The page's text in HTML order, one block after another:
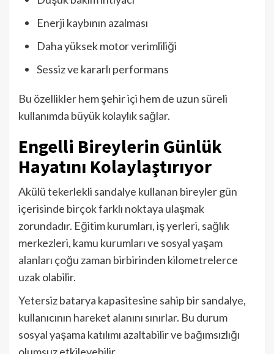
Enerji kaybının azalması
Daha yüksek motor verimliliği
Sessiz ve kararlı performans
Bu özellikler hem şehir içi hem de uzun süreli
kullanımda büyük kolaylık sağlar.
Engelli Bireylerin Günlük
Hayatını Kolaylaştırıyor
Akülü tekerlekli sandalye kullanan bireyler gün
içerisinde birçok farklı noktaya ulaşmak
zorundadır. Eğitim kurumları, iş yerleri, sağlık
merkezleri, kamu kurumları ve sosyal yaşam
alanları çoğu zaman birbirinden kilometrelerce
uzak olabilir.
Yetersiz batarya kapasitesine sahip bir sandalye,
kullanıcının hareket alanını sınırlar. Bu durum
sosyal yaşama katılımı azaltabilir ve bağımsızlığı